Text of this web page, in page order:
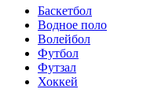
Баскетбол
Водное поло
Волейбол
Футбол
Футзал
Хоккей